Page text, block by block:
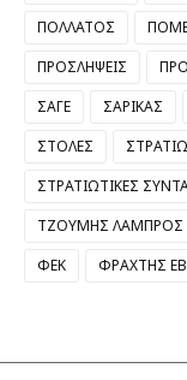
ΠΟΛΛΑΤΟΣ
ΠΡΟΣΛΗΨΕΙΣ
ΣΑΓΕ
ΣΑΡΙΚΑΣ
ΣΤΟΛΕΣ
ΣΤΡΑΤΙΩΤΙΚΕΣ
ΤΖΟΥΜΗΣ ΛΑΜΠΡΟΣ
ΦΕΚ
ΦΡΑΧΤΗΣ